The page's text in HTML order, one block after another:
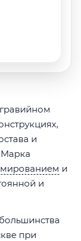
и
Марка
и
и
при